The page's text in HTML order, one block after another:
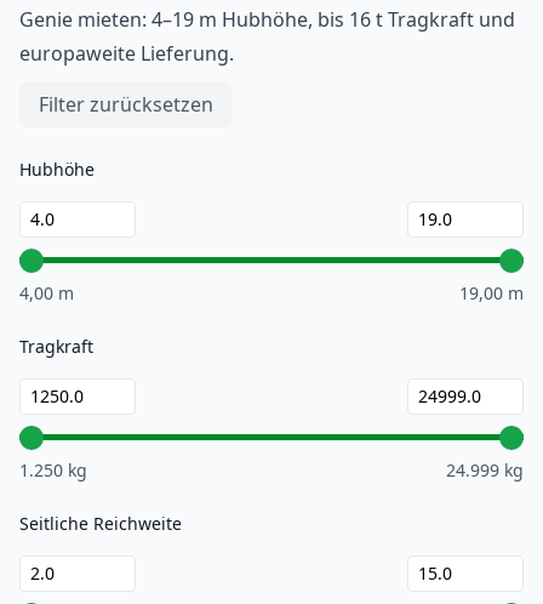
Genie mieten: 4–19 m Hubhöhe, bis 16 t Tragkraft und
europaweite Lieferung.
Filters
Filter zurücksetzen
Hubhöhe
4,00 m 19,00 m
Tragkraft
1.250 kg 24.999 kg
Seitliche Reichweite